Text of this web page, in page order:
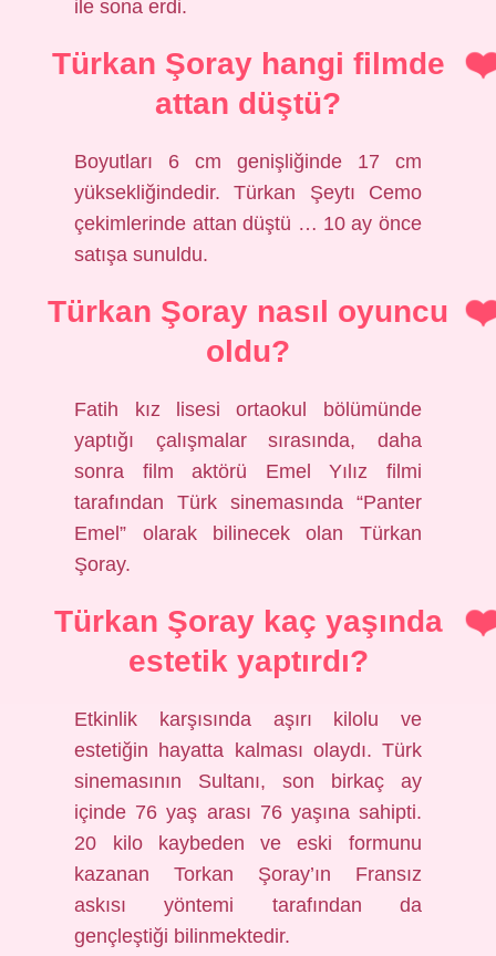
ile sona erdi.
Türkan Şoray hangi filmde
attan düştü?
Boyutları 6 cm genişliğinde 17 cm
yüksekliğindedir. Türkan Şeytı Cemo
çekimlerinde attan düştü … 10 ay önce
satışa sunuldu.
Türkan Şoray nasıl oyuncu
oldu?
Fatih kız lisesi ortaokul bölümünde
yaptığı çalışmalar sırasında, daha
sonra film aktörü Emel Yılız filmi
tarafından Türk sinemasında “Panter
Emel” olarak bilinecek olan Türkan
Şoray.
Türkan Şoray kaç yaşında
estetik yaptırdı?
Etkinlik karşısında aşırı kilolu ve
estetiğin hayatta kalması olaydı. Türk
sinemasının Sultanı, son birkaç ay
içinde 76 yaş arası 76 yaşına sahipti.
20 kilo kaybeden ve eski formunu
kazanan Torkan Şoray’ın Fransız
askısı yöntemi tarafından da
gençleştiği bilinmektedir.